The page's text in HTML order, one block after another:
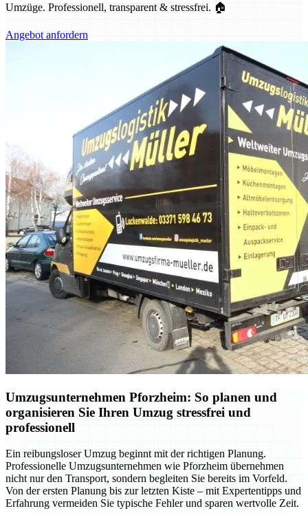
Umzüge. Professionell, transparent & stressfrei. 🏠
Angebot anfordern
Umzugsunternehmen Pforzheim: So planen und
organisieren Sie Ihren Umzug stressfrei und
professionell
Ein reibungsloser Umzug beginnt mit der richtigen Planung.
Professionelle Umzugsunternehmen wie Pforzheim übernehmen
nicht nur den Transport, sondern begleiten Sie bereits im Vorfeld.
Von der ersten Planung bis zur letzten Kiste – mit Expertentipps und
Erfahrung vermeiden Sie typische Fehler und sparen wertvolle Zeit.